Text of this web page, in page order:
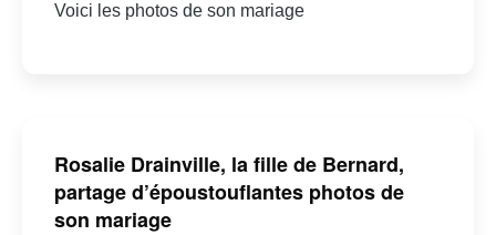
Voici les photos de son mariage
Rosalie Drainville, la fille de Bernard,
partage d’époustouflantes photos de
son mariage